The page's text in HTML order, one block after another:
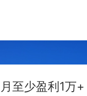
至少盈利1万